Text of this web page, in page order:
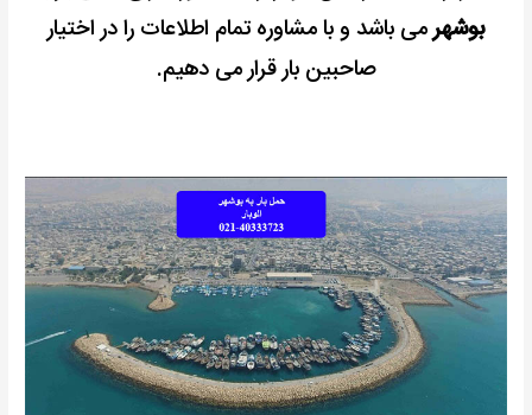
بوشهرمی باشد و با مشاوره تمام اطلاعات را در اختیار
صاحبین بار قرار می دهیم.